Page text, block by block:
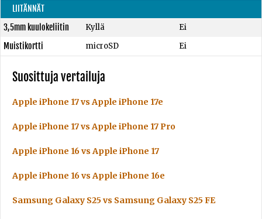
LIITÄNNÄT
3,5mm kuulokeliitin
Kyllä
Ei
Muistikortti
microSD Ei
Suosittuja vertailuja
Apple iPhone 17 vs Apple iPhone 17e
Apple iPhone 17 vs Apple iPhone 17 Pro
Apple iPhone 16 vs Apple iPhone 17
Apple iPhone 16 vs Apple iPhone 16e
Samsung Galaxy S25 vs Samsung Galaxy S25 FE